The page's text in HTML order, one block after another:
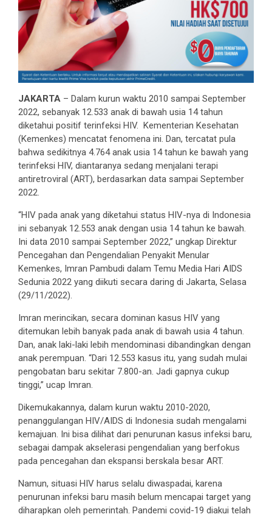
JAKARTA – Dalam kurun waktu 2010 sampai September
2022, sebanyak 12.533 anak di bawah usia 14 tahun
diketahui positif terinfeksi HIV. Kementerian Kesehatan
(Kemenkes) mencatat fenomena ini. Dan, tercatat pula
bahwa sedikitnya 4.764 anak usia 14 tahun ke bawah yang
terinfeksi HIV, diantaranya sedang menjalani terapi
antiretroviral (ART), berdasarkan data sampai September
2022.
“HIV pada anak yang diketahui status HIV-nya di Indonesia
ini sebanyak 12.553 anak dengan usia 14 tahun ke bawah.
Ini data 2010 sampai September 2022,” ungkap Direktur
Pencegahan dan Pengendalian Penyakit Menular
Kemenkes, Imran Pambudi dalam Temu Media Hari AIDS
Sedunia 2022 yang diikuti secara daring di Jakarta, Selasa
(29/11/2022).
Imran merincikan, secara dominan kasus HIV yang
ditemukan lebih banyak pada anak di bawah usia 4 tahun.
Dan, anak laki-laki lebih mendominasi dibandingkan dengan
anak perempuan. “Dari 12.553 kasus itu, yang sudah mulai
pengobatan baru sekitar 7.800-an. Jadi gapnya cukup
tinggi,” ucap Imran.
Dikemukakannya, dalam kurun waktu 2010-2020,
penanggulangan HIV/AIDS di Indonesia sudah mengalami
kemajuan. Ini bisa dilihat dari penurunan kasus infeksi baru,
sebagai dampak akselerasi pengendalian yang berfokus
pada pencegahan dan ekspansi berskala besar ART.
Namun, situasi HIV harus selalu diwaspadai, karena
penurunan infeksi baru masih belum mencapai target yang
diharapkan oleh pemerintah. Pandemi covid-19 diakui telah